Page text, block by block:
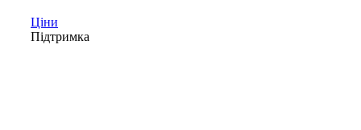
Ціни
Підтримка